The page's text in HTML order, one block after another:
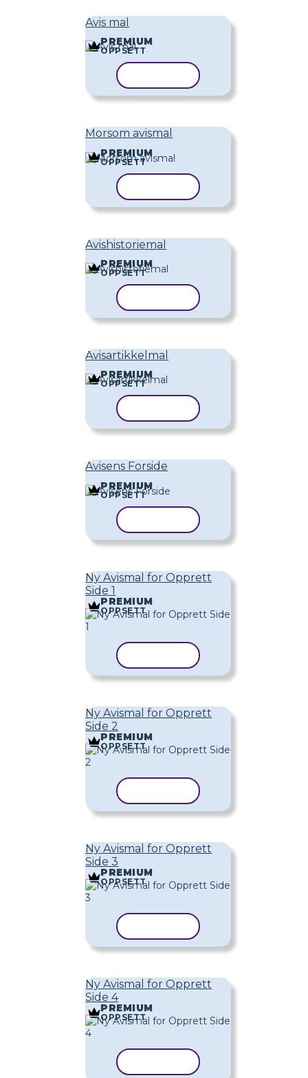
Avis mal
PREMIUM
OPPSETT
Morsom avismal
PREMIUM
OPPSETT
Avishistoriemal
PREMIUM
OPPSETT
Avisartikkelmal
PREMIUM
OPPSETT
Avisens Forside
PREMIUM
OPPSETT
Ny Avismal for Opprett
Side 1
PREMIUM
OPPSETT
Ny Avismal for Opprett
Side 2
PREMIUM
OPPSETT
Ny Avismal for Opprett
Side 3
PREMIUM
OPPSETT
Ny Avismal for Opprett
Side 4
PREMIUM
OPPSETT